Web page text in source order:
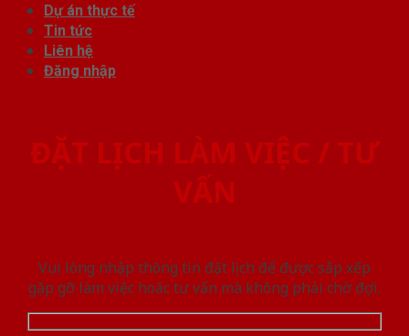
Dự án thực tế
Tin tức
Liên hệ
Đăng nhập
ĐẶT LỊCH LÀM VIỆC / TƯ
VẤN
Vui lòng nhập thông tin đặt lịch để được sắp xếp
gặp gỡ làm việc hoăc tư vấn mà không phải chờ đợi.